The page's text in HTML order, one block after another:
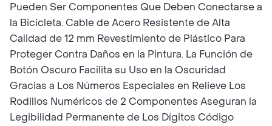
Pueden Ser Componentes Que Deben Conectarse a
la Bicicleta. Cable de Acero Resistente de Alta
Calidad de 12 mm Revestimiento de Plástico Para
Proteger Contra Daños en la Pintura. La Función de
Botón Oscuro Facilita su Uso en la Oscuridad
Gracias a Los Números Especiales en Relieve Los
Rodillos Numéricos de 2 Componentes Aseguran la
Legibilidad Permanente de Los Dígitos Código